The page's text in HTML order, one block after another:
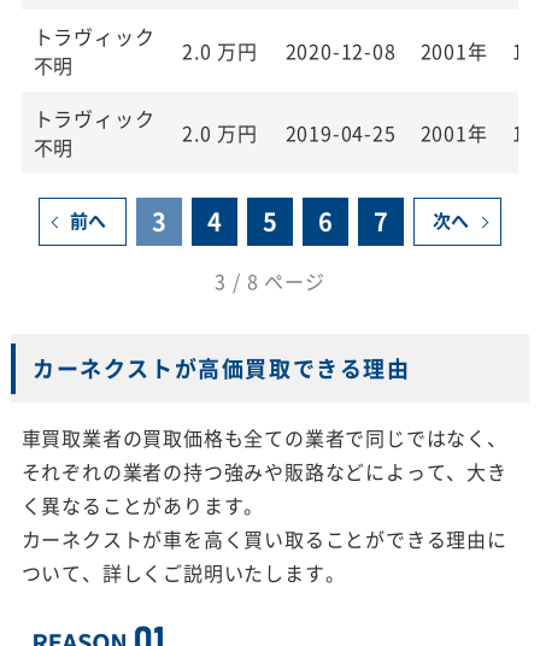
トラヴィック
不明
2.0 万円 2020-12-08 2001年
トラヴィック
不明
2.0 万円 2019-04-25 2001年
前へ 3 4 5 6 7 次へ
3 / 8 ページ
カーネクストが高価買取できる理由
車買取業者の買取価格も全ての業者で同じではなく、
それぞれの業者の持つ強みや販路などによって、大き
く異なることがあります。
カーネクストが車を高く買い取ることができる理由に
ついて、詳しくご説明いたします。